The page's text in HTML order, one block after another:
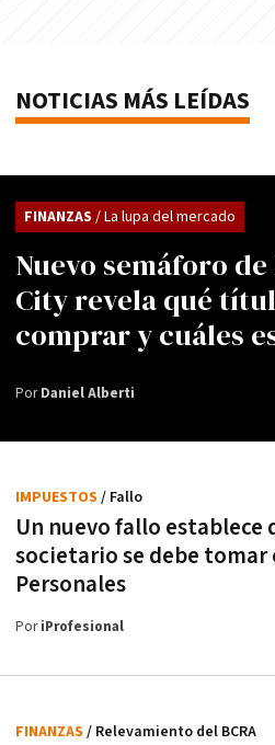
NOTICIAS MÁS LEÍDAS
Nuevo semáforo
City revela qué
comprar y cuáles
FINANZAS / La lupa del mercado
PorDaniel Alberti
Un nuevo fallo establece
societario se debe tomar
Personales
IMPUESTOS / Fallo
PoriProfesional
FINANZAS / Relevamiento del BCRA